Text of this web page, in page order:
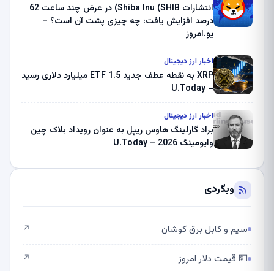
انتشارات Shiba Inu (SHIB) در عرض چند ساعت 62
درصد افزایش یافت: چه چیزی پشت آن است؟ –
یو.امروز
اخبار ارز دیجیتال
XRP به نقطه عطف جدید ETF 1.5 میلیارد دلاری رسید
– U.Today
اخبار ارز دیجیتال
براد گارلینگ هاوس ریپل به عنوان رویداد بلاک چین
وایومینگ 2026 – U.Today
وبگردی
سیم و کابل برق کوشان ↗
💵 قیمت دلار امروز ↗